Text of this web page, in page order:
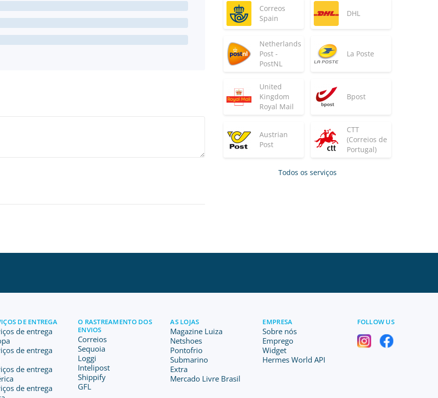
Correos
Spain
DHL
Netherlands
Post -
PostNL
La Poste
United
Kingdom
Royal Mail
Bpost
Austrian
Post
CTT
(Correios de
Portugal)
Todos os serviços
DE ENTREGA
de entrega
de entrega
de entrega
de entrega
O RASTREAMENTO DOS
ENVIOS
Correios
Sequoia
Loggi
Intelipost
Shippify
GFL
AS LOJAS
Magazine Luiza
Netshoes
Pontofrio
Submarino
Extra
Mercado Livre Brasil
EMPRESA
Sobre nós
Emprego
Widget
Hermes World API
FOLLOW US